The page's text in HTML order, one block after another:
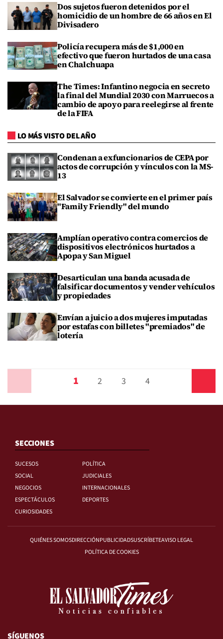
Dos sujetos fueron detenidos por el
homicidio de un hombre de 66 años en El
Divisadero
Policía recupera más de $1,000 en
efectivo que fueron hurtados de una casa
en Chalchuapa
The Times: Infantino negocia en secreto
la final del Mundial 2030 con Marruecos a
cambio de apoyo para reelegirse al frente
de la FIFA
LO MÁS VISTO DEL AÑO
Condenan a exfuncionarios de CEPA por
actos de corrupción y vínculos con la MS-
13
El Salvador se convierte en el primer país
"Family Friendly" del mundo
Amplían operativo contra comercios de
dispositivos electrónicos hurtados a
Apopa y San Miguel
Desarticulan una banda acusada de
falsificar documentos y vender vehículos
y propiedades
Envían a juicio a dos mujeres imputadas
por estafas con billetes "premiados" de
lotería
1 2 3 4
SECCIONES
SUCESOS
POLÍTICA
SOCIAL
JUDICIALES
NEGOCIOS
INTERNACIONALES
ESPECTÁCULOS
DEPORTES
CURIOSIDADES
QUIÉNES SOMOSDIRECCIÓNPUBLICIDADSUSCRÍBETEAVISO LEGAL
POLÍTICA DE COOKIES
SÍGUENOS